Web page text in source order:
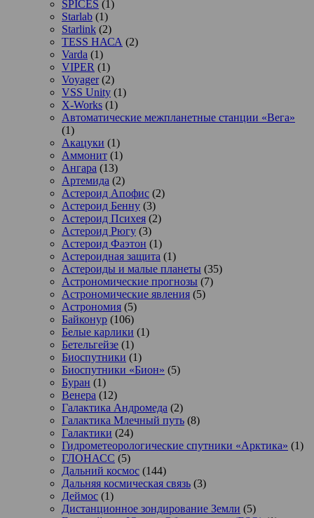
SPICES (1)
Starlab (1)
Starlink (2)
TESS НАСА (2)
Varda (1)
VIPER (1)
Voyager(2)
VSS Unity (1)
X-Works (1)
Автоматические межпланетные станции «Вега»
(1)
Акацуки (1)
Аммонит (1)
Ангара (13)
Артемида (2)
Астероид Апофис (2)
Астероид Бенну (3)
Астероид Психея (2)
Астероид Рюгу (3)
Астероид Фаэтон (1)
Астероидная защита (1)
Астероиды и малые планеты (35)
Астрономические прогнозы (7)
Астрономические явления (5)
Астрономия (5)
Байконур (106)
Белые карлики (1)
Бетельгейзе (1)
Биоспутники (1)
Биоспутники «Бион» (5)
Буран (1)
Венера (12)
Галактика Андромеда (2)
Галактика Млечный путь (8)
Галактики (24)
Гидрометеорологические спутники «Арктика» (1)
ГЛОНАСС (5)
Дальний космос (144)
Дальняя космическая связь (3)
Деймос (1)
Дистанционное зондирование Земли (5)